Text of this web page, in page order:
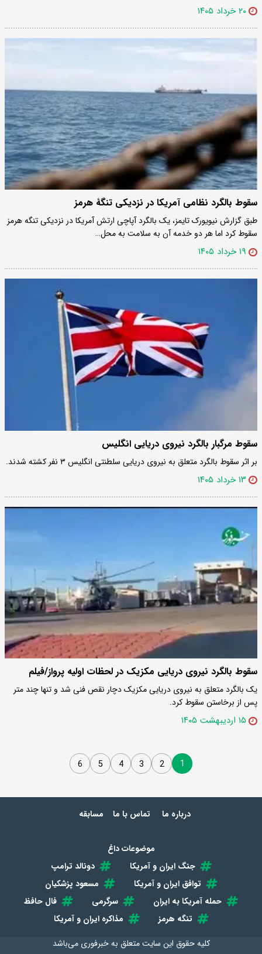
۲۰ خرداد ۱۴۰۵
سقوط بالگرد نظامی آمریکا در نزدیکی تنگۀ هرمز
طبق گزارش نیویورک تایمز، یک بالگرد آپاچی ارتش آمریکا در نزدیکی تنگه هرمز
سقوط کرد اما هر دو خدمه آن به سلامت به محل…
۱۹ خرداد ۱۴۰۵
سقوط مرگبار بالگرد نیروی دریایی انگلیس
بر اثر سقوط بالگرد متعلق به نیروی دریایی سلطنتی انگلیس ۳ نفر کشته شدند.
۱۳ خرداد ۱۴۰۵
سقوط بالگرد نیروی دریایی مکزیک در لحظات اولیه پرواز/فیلم
یک بالگرد متعلق به نیروی دریایی مکزیک دچار نقص فنی شد و تنها چند متر
پس از برخاستن سقوط کرد.
۱۵ اردیبهشت ۱۴۰۵
1
2
3
4
5
6
درباره ما تماس با ما مسابقه
موضوعات داغ
جنگ ایران و آمریکا
دونالد ترامپ
توافق ایران و آمریکا
مسعود پزشکیان
حمله آمریکا به ایران
سرگرمی
فال حافظ
تنگه هرمز
مذاکره ایران و آمریکا
کلیه حقوق این سایت متعلق بهخبرفوری می‌باشد